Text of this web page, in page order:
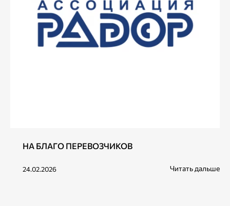
НА БЛАГО ПЕРЕВОЗЧИКОВ
24.02.2026 Читать дальше